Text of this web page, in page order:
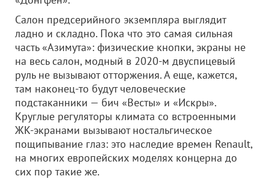
Салон предсерийного экземпляра выглядит
ладно и складно. Пока что это самая сильная
часть «Азимута»: физические кнопки, экраны не
на весь салон, модный в 2020-м двуспицевый
руль не вызывают отторжения. А еще, кажется,
там наконец-то будут человеческие
подстаканники — бич «Весты» и «Искры».
Круглые регуляторы климата со встроенными
ЖК-экранами вызывают ностальгическое
пощипывание глаз: это наследие времен Renault,
на многих европейских моделях концерна до
сих пор такие же.